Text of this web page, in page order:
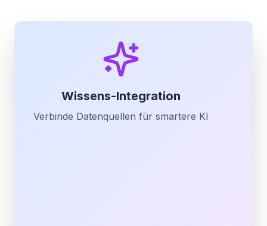
Wissens-Integration
Verbinde Datenquellen für smartere KI